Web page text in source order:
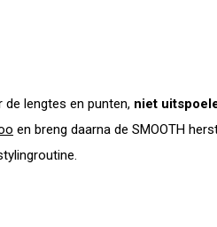
de lengtes en punten, niet
en breng daarna de SMOOTH
en vervolg de